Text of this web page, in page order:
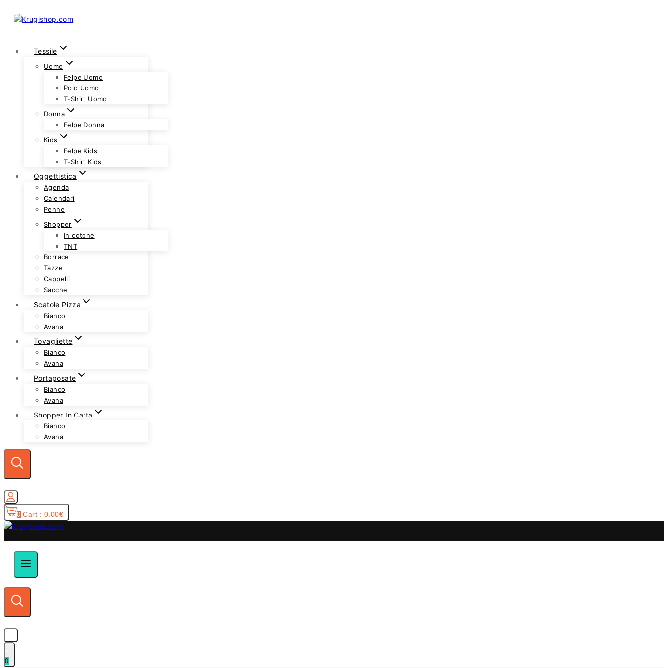
Tessile
Uomo
Felpe Uomo
Polo Uomo
T-Shirt Uomo
Donna
Felpe Donna
Kids
Felpe Kids
T-Shirt Kids
Oggettistica
Agenda
Calendari
Penne
Shopper
In cotone
TNT
Borrace
Tazze
Cappelli
Sacche
Scatole Pizza
Bianco
Avana
Tovagliette
Bianco
Avana
Portaposate
Bianco
Avana
Shopper In Carta
Bianco
Avana
0 Cart : 0.00€
0